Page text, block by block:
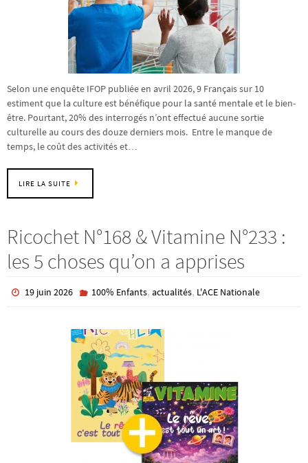
Selon une enquête IFOP publiée en avril 2026, 9 Français sur 10
estiment que la culture est bénéfique pour la santé mentale et le bien-
être. Pourtant, 20% des interrogés n’ont effectué aucune sortie
culturelle au cours des douze derniers mois. Entre le manque de
temps, le coût des activités et…
LIRE LA SUITE
Ricochet N°168 & Vitamine N°233 :
les 5 choses qu’on a apprises
19 juin 2026 100% Enfants, actualités, L'ACE Nationale